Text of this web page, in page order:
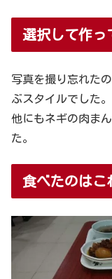
選択して作っ
写真を撮り忘れた
ぶスタイルでした。
他にもネギの肉ま
た。
食べたのはこ